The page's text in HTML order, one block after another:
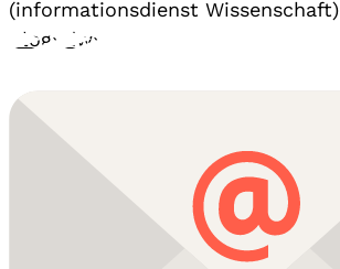
(informationsdienst Wissenschaft)
Blog› idw›